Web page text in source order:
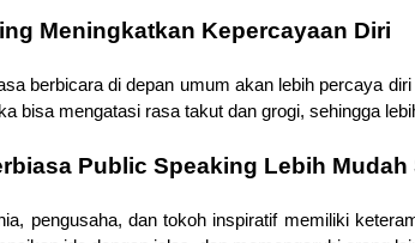
Meningkatkan Kepercayaan Diri
berbicara di depan umum akan lebih percaya
bisa mengatasi rasa takut dan grogi, sehingga
Public Speaking Lebih
pengusaha, dan tokoh inspiratif memiliki